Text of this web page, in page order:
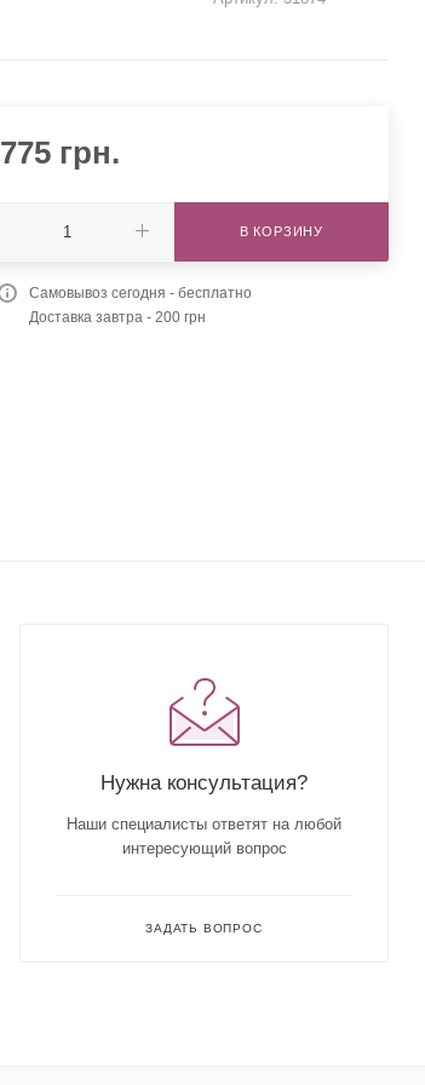
775грн.
В КОРЗИНУ
Самовывоз сегодня - бесплатно
Доставка завтра - 200 грн
Нужна консультация?
Наши специалисты ответят на любой
интересующий вопрос
ЗАДАТЬ ВОПРОС